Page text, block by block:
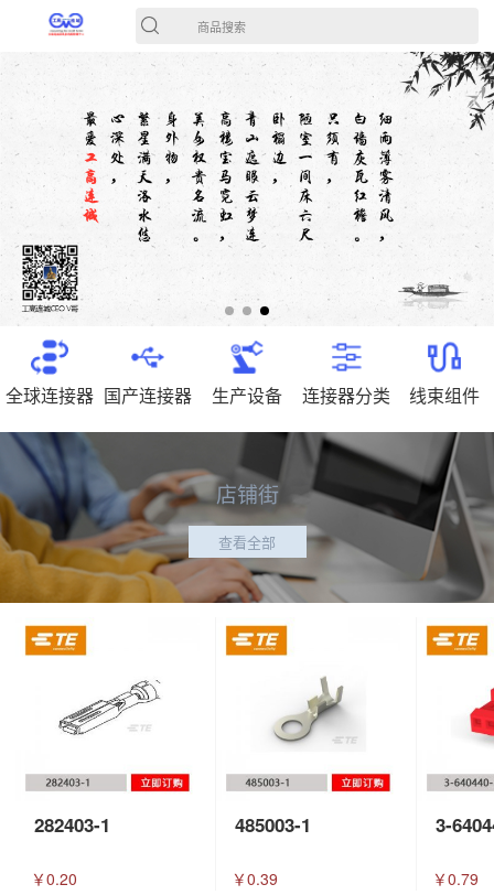
商品搜索
全球连接器 国产连接器 生产设备 连接器分类 线束组件
店铺街
查看全部
282403-1
￥0.20
485003-1
￥0.39
3-
￥0.79